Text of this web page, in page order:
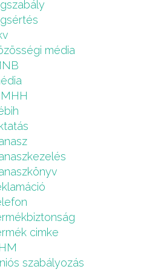
média
cimke
szabályozás